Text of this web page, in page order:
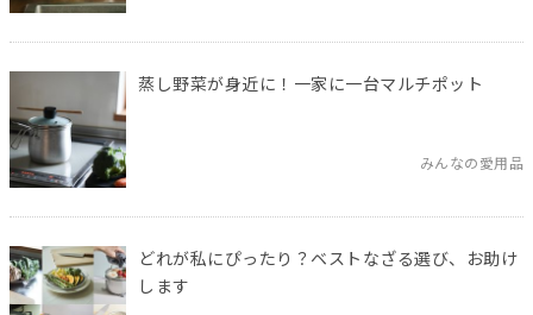
蒸し野菜が身近に！一家に一台マルチポット
みんなの愛用品
どれが私にぴったり？ベストなざる選び、お助け
します